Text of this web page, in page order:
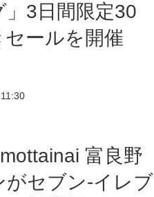
」3日間限定30
セールを開催
富良野
がセブン‐イレブ